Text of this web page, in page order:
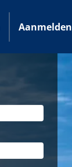
Aanmelden